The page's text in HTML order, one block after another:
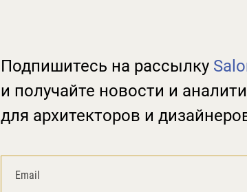
Подпишитесь на рассылку
и получайте новости и
для архитекторов и